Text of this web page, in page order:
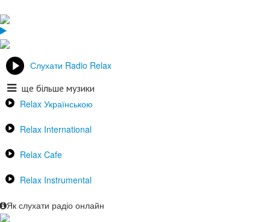
Слухати Radio Relax
ще більше музики
Relax Українською
Relax International
Relax Cafe
Relax Instrumental
Як слухати радіо онлайн